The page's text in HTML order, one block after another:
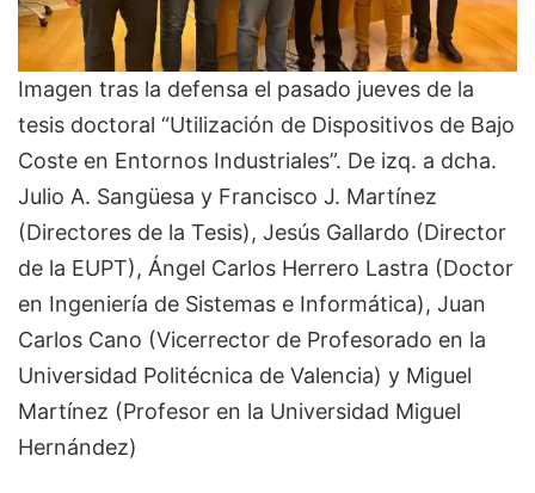
Imagen tras la defensa el pasado jueves de la
tesis doctoral “Utilización de Dispositivos de Bajo
Coste en Entornos Industriales”. De izq. a dcha.
Julio A. Sangüesa y Francisco J. Martínez
(Directores de la Tesis), Jesús Gallardo (Director
de la EUPT), Ángel Carlos Herrero Lastra (Doctor
en Ingeniería de Sistemas e Informática), Juan
Carlos Cano (Vicerrector de Profesorado en la
Universidad Politécnica de Valencia) y Miguel
Martínez (Profesor en la Universidad Miguel
Hernández)